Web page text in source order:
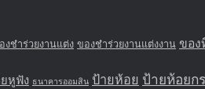
งชำร่วยงานแต่ง ของชำร่วยงานแต่งงาน ของ
หูฟัง ธนาคารออมสิน ป้ายห้อย ป้ายห้อยก